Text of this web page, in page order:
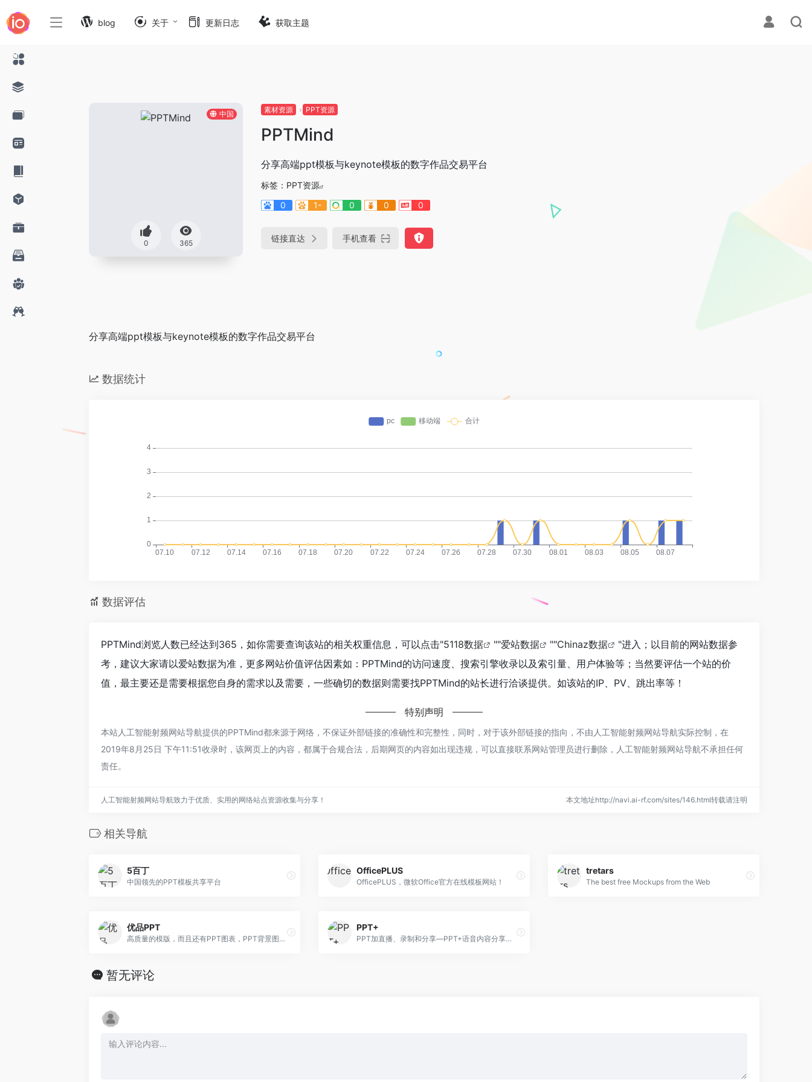
blog 关于 更新日志 获取主题
中国
0 365
素材资源 PPT资源
PPTMind
分享高端ppt模板与keynote模板的数字作品交易平台
标签： PPT资源
0
1- 0 0 0
链接直达 手机查看
分享高端ppt模板与keynote模板的数字作品交易平台
数据统计
数据评估
PPTMind浏览人数已经达到365，如你需要查询该站的相关权重信息，可以点击"5118数据 ""爱站数据 ""Chinaz数据
"进入；以目前的网站数据参
考，建议大家请以爱站数据为准，更多网站价值评估因素如：PPTMind的访问速度、搜索引擎收录以及索引量、用户体验等；当然要评估一个站的价
值，最主要还是需要根据您自身的需求以及需要，一些确切的数据则需要找PPTMind的站长进行洽谈提供。如该站的IP、PV、跳出率等！
特别声明
本站人工智能射频网站导航提供的PPTMind都来源于网络，不保证外部链接的准确性和完整性，同时，对于该外部链接的指向，不由人工智能射频网站导航实际控制，在
2019年8月25日 下午11:51收录时，该网页上的内容，都属于合规合法，后期网页的内容如出现违规，可以直接联系网站管理员进行删除，人工智能射频网站导航不承担任何
责任。
人工智能射频网站导航致力于优质、实用的网络站点资源收集与分享！ 本文地址http://navi.ai-rf.com/sites/146.html转载请注明
相关导航
5百丁
中国领先的PPT模板共享平台
OfficePLUS
OfficePLUS，微软Office官方在线模板网站！
tretars
The best free Mockups from the Web
优品PPT
高质量的模版，而且还有PPT图表，PPT背景图等资源
PPT+
PPT加直播、录制和分享—PPT+语音内容分享平台
暂无评论